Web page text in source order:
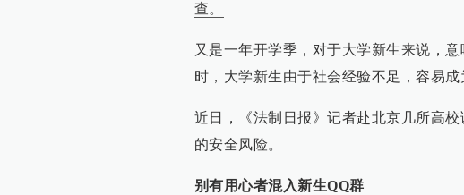
查。
又是一年开学季，对于大学新生来说，
时，大学新生由于社会经验不足，容易成
近日，《法制日报》记者赴北京几所高
的安全风险。
别有用心者混入新生QQ群